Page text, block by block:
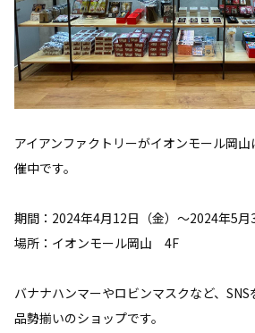
アイアンファクトリーがイオンモール岡
催中です。
期間：2024年4月12日（金）～2024年5月
場所：イオンモール岡山 4F
バナナハンマーやロビンマスクなど、
品勢揃いのショップです。